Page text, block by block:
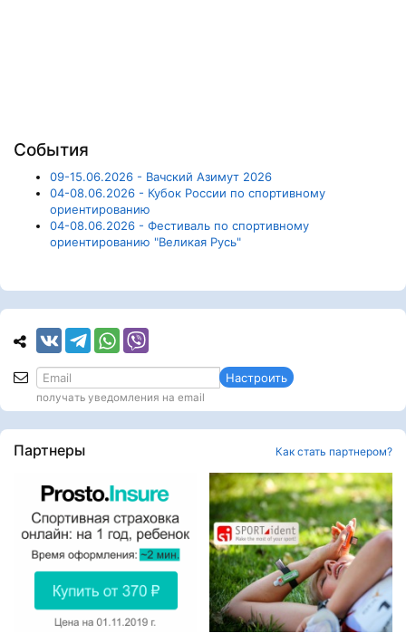
События
09-15.06.2026 - Вачский Азимут 2026
04-08.06.2026 - Кубок России по спортивному
ориентированию
04-08.06.2026 - Фестиваль по спортивному
ориентированию "Великая Русь"
Настроить
получать уведомления на email
Партнеры Как стать партнером?